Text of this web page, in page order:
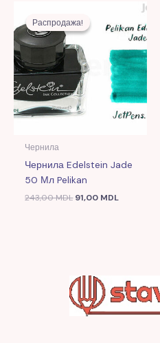
Распродажа!
Распродажа!
Чернила
Чернила Edelstein Jade
50 Мл Pelikan
243,00MDL
Первоначальная
составляла
91,00 MDL
Текущая
91,00 MDL.